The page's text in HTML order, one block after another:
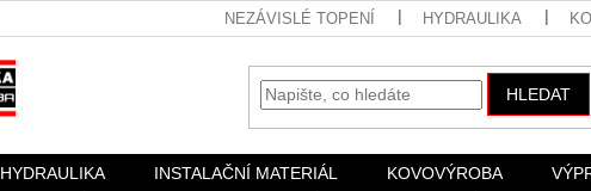
NEZÁVISLÉ TOPENÍ HYDRAULIKA
HLEDAT
HYDRAULIKA INSTALAČNÍ MATERIÁL KOVOVÝROBA